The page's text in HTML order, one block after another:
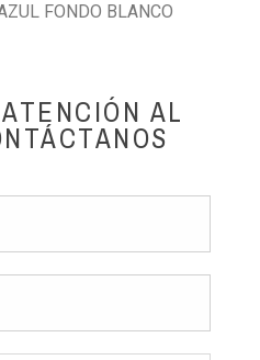
FONDO BLANCO
AL